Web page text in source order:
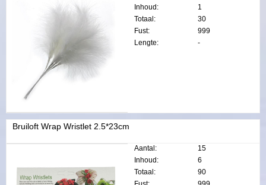
Inhoud:
1
Totaal:
30
Fust:
999
Lengte:
-
Bruiloft Wrap Wristlet 2.5*23cm
Aantal:
15
Inhoud:
6
Totaal:
90